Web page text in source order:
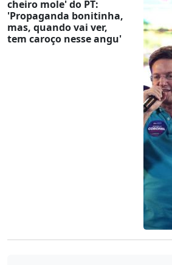
cheiro mole' do PT:
'Propaganda bonitinha,
mas, quando vai ver,
tem caroço nesse angu'